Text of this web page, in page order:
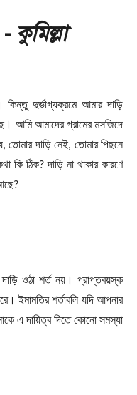
- কুমিল্লা
দুর্ভাগ্যক্রমে আমার দাড়ি
আমি আমাদের গ্রামের মসজিদে
দাড়ি নেই, তোমার পিছনে
কি ঠিক? দাড়ি না থাকার কারণে
ওঠা শর্ত নয়। প্রাপ্তবয়স্ক
ইমামতির শর্তাবলি যদি আপনার
এ দায়িত্ব দিতে কোনো সমস্যা